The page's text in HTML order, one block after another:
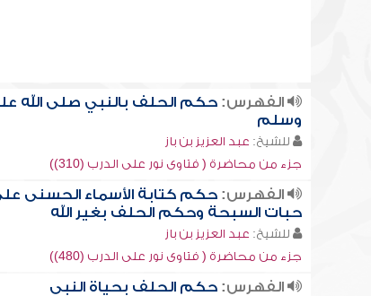
الفهرس:حكم الحلف بالنبي صلى الله
وسلم
للشيخ: عبد العزيز بن باز
جزء من محاضرة ( فتاوى نور على الدرب (310))
الفهرس:حكم كتابة الأسماء الحسنى
حبات السبحة وحكم الحلف بغير الله
للشيخ: عبد العزيز بن باز
جزء من محاضرة ( فتاوى نور على الدرب (480))
الفهرس:حكم الحلف بحياة النبي